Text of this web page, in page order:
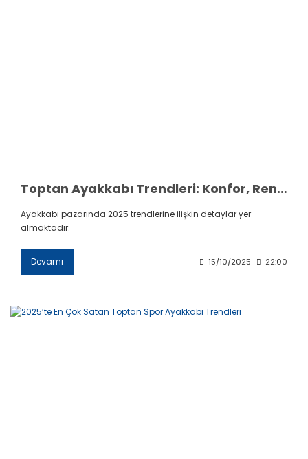
Toptan Ayakkabı Trendleri: Konfor, Renk ve Dayanıklılık
Ayakkabı pazarında 2025 trendlerine ilişkin detaylar yer
almaktadır.
Devamı 15/10/2025 22:00